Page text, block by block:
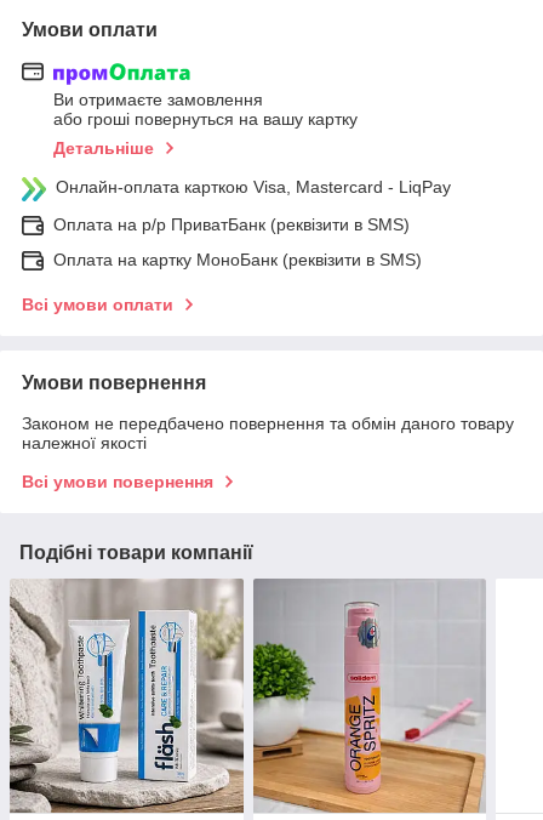
Умови оплати
Ви отримаєте замовлення
або гроші повернуться на вашу картку
Детальніше
Онлайн-оплата карткою Visa, Mastercard - LiqPay
Оплата на р/р ПриватБанк (реквізити в SMS)
Оплата на картку МоноБанк (реквізити в SMS)
Всі умови оплати
Умови повернення
Законом не передбачено повернення та обмін даного товару
належної якості
Всі умови повернення
Подібні товари компанії